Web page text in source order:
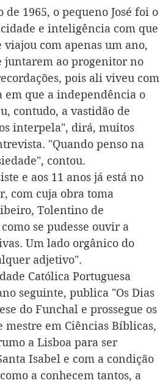
1965, o pequeno José foi o
e inteligência com que
com apenas um ano,
juntarem ao progenitor no
pois ali viveu com
em que a independência o
contudo, a vastidão de
interpela", dirá, muitos
"Quando penso na
contou.
e aos 11 anos já está no
com cuja obra toma
Tolentino de
se pudesse ouvir a
Um lado orgânico do
adjetivo".
Católica Portuguesa
seguinte, publica "Os Dias
do Funchal e prossegue os
mestre em Ciências Bíblicas,
a Lisboa para ser
Isabel e com a condição
a conhecem tantos, a